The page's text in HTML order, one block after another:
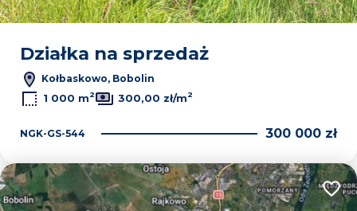
Działka na sprzedaż
Kołbaskowo, Bobolin
1 000 m2 300,00 zł/m2
NGK-GS-544 300 000 zł